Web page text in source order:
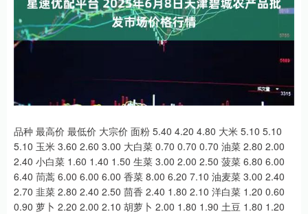
品种 最高价 最低价 大宗价 面粉 5.40 4.20 4.80 大米 5.10 5.10
5.10 玉米 3.60 2.60 3.00 大白菜 0.70 0.70 0.70 油菜 2.80 2.00
2.40 小白菜 1.60 1.40 1.50 生菜 3.00 2.00 2.50 菠菜 6.80 6.00
6.40 茼蒿 6.00 6.00 6.00 香菜 8.00 6.20 7.10 油麦菜 3.00 2.40
2.70 韭菜 2.80 2.40 2.50 茴香 2.40 1.80 2.10 洋白菜 1.20 0.60
0.90 萝卜 2.20 2.00 2.10 胡萝卜 2.00 1.80 1.90 土豆 1.80 1.20